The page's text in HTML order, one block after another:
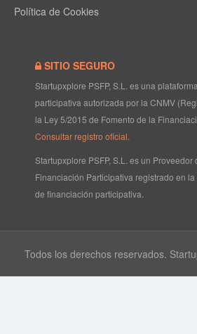
Política de Cookies
SITIO SEGURO
Startupxplore PSFP, S.L. es una
participativa autorizada por la CNMV
la Ley 5/2015 de Fomento de la
Consultar registro oficial
Startupxplore PSFP, S.L. es un Proveedor
Financiación Participativa registrado en
de financiación participativa.
Todos los derechos reservados.